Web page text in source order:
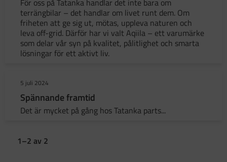
terrängbilar – det handlar om livet runt dem. Om
friheten att ge sig ut, mötas, uppleva naturen och
leva off-grid. Därför har vi valt Aqiila – ett varumärke
som delar vår syn på kvalitet, pålitlighet och smarta
lösningar för ett aktivt liv.
5 juli 2024
Spännande framtid
Det är mycket på gång hos Tatanka parts...
1–2 av 2